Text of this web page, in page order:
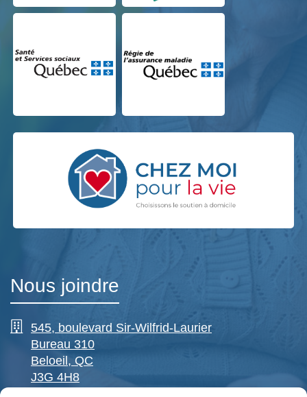
Nous joindre
545, boulevard Sir-Wilfrid-Laurier
Bureau 310
Beloeil, QC
J3G 4H8